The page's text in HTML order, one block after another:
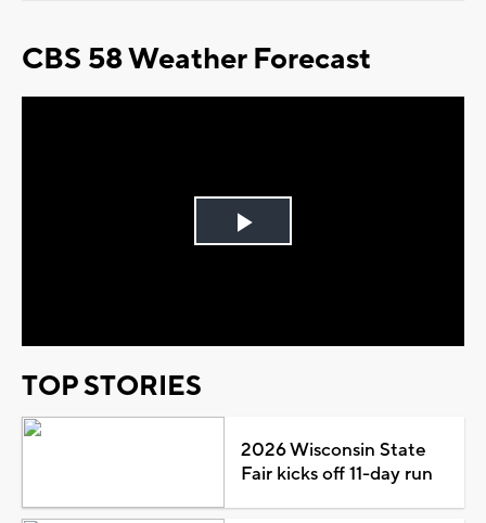
CBS 58 Weather Forecast
Play
TOP STORIES
2026 Wisconsin State
Fair kicks off 11-day run